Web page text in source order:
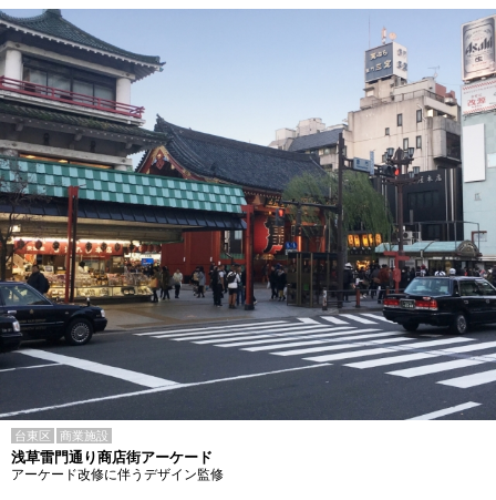
台東区 商業施設
浅草雷門通り商店街アーケード
アーケード改修に伴うデザイン監修